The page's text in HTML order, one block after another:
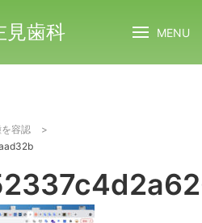
歯科 MENU
容認
>